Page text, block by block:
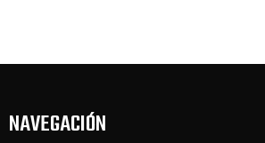
NAVEGACIÓN